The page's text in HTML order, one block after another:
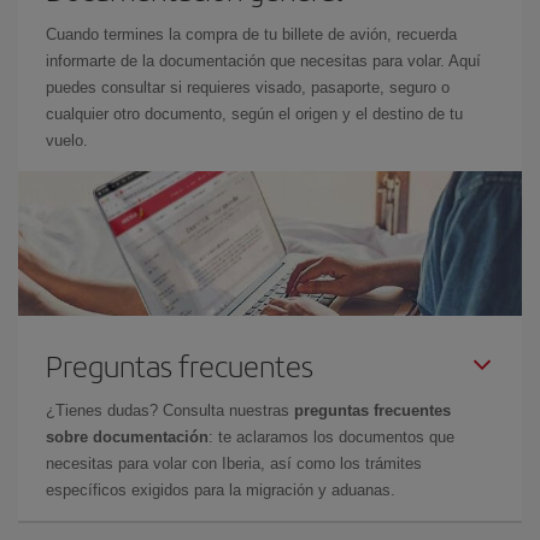
Cuando termines la compra de tu billete de avión, recuerda
informarte de la documentación que necesitas para volar. Aquí
puedes consultar si requieres visado, pasaporte, seguro o
cualquier otro documento, según el origen y el destino de tu
vuelo.
Preguntas frecuentes
¿Tienes dudas? Consulta nuestras preguntas frecuentes
sobre documentación: te aclaramos los documentos que
necesitas para volar con Iberia, así como los trámites
específicos exigidos para la migración y aduanas.